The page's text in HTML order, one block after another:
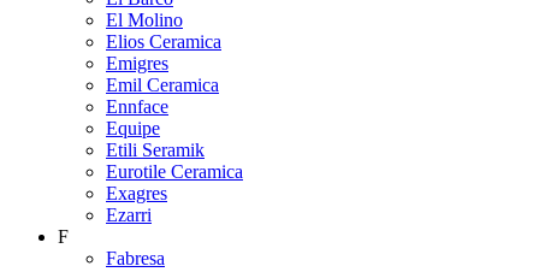
El Molino
Elios Ceramica
Emigres
Emil Ceramica
Ennface
Equipe
Etili Seramik
Eurotile Ceramica
Exagres
Ezarri
F
Fabresa